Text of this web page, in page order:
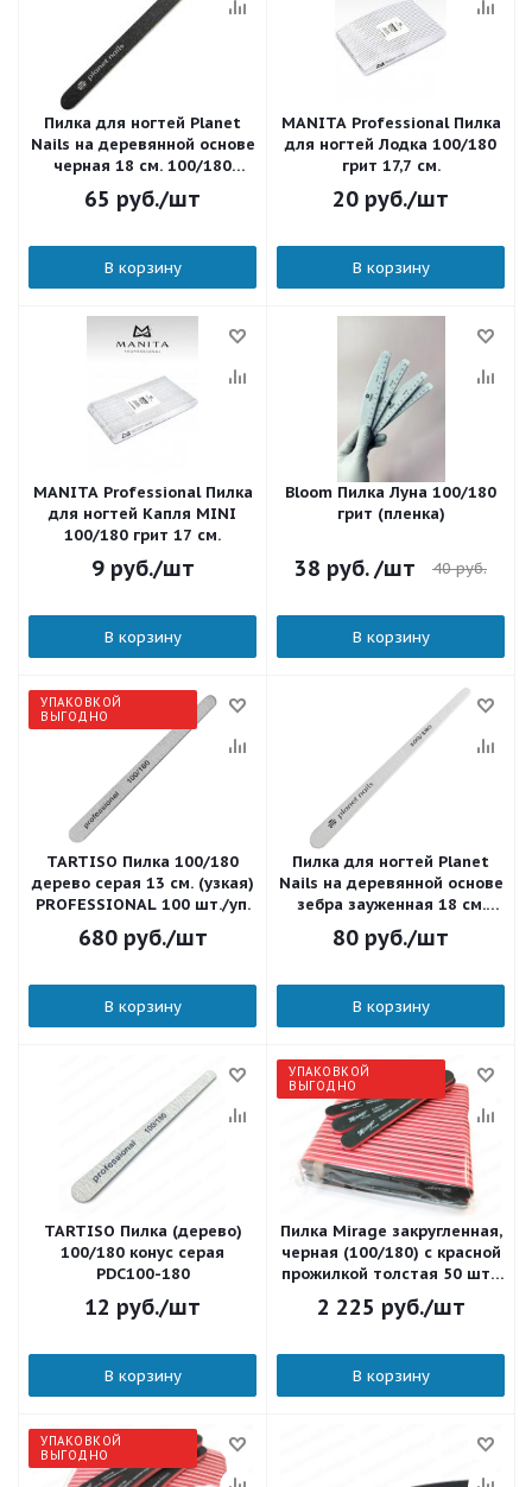
Пилка для ногтей Planet
Nails на деревянной основе
черная 18 см. 100/180
20231
65 руб./шт
В корзину
MANITA Professional Пилка
для ногтей Лодка 100/180
грит 17,7 см.
20 руб./шт
В корзину
MANITA Professional Пилка
для ногтей Капля MINI
100/180 грит 17 см.
9руб./шт
В корзину
Bloom Пилка Луна 100/180
грит (пленка)
38 руб. /шт 40руб.
В корзину
УПАКОВКОЙ
ВЫГОДНО
TARTISO Пилка 100/180
дерево серая 13 см. (узкая)
PROFESSIONAL 100 шт./уп.
680руб./шт
В корзину
Пилка для ногтей Planet
Nails на деревянной основе
зебра зауженная 18 см.
100/180 20251
80 руб./шт
В корзину
TARTISO Пилка (дерево)
100/180 конус серая
PDC100-180
12 руб./шт
В корзину
УПАКОВКОЙ
ВЫГОДНО
Пилка Mirage закругленная,
черная (100/180) с красной
прожилкой толстая 50 шт./
уп. MVEB 100-180
2 225 руб./шт
В корзину
УПАКОВКОЙ
ВЫГОДНО